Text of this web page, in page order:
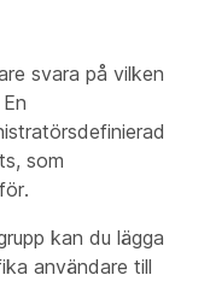
svara på vilken
som
kan du lägga
användare till